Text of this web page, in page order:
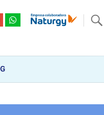
20 años . Acompañamos al cliente
y reparación, hasta la